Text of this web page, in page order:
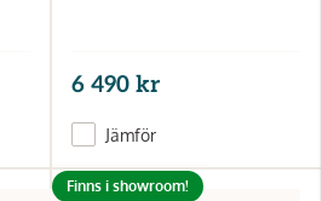
6 490 kr
Jämför
Finns i showroom!